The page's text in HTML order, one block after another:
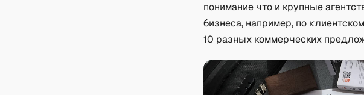
понимание что и крупные
бизнеса, например, по
10 разных коммерческих